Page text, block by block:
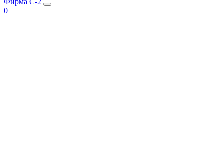
Фирма C-2
0